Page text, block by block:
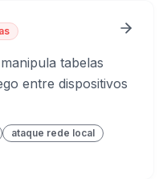
tabelas
entre dispositivos
ataque rede local